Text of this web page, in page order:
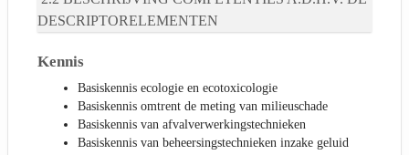
DESCRIPTORELEMENTEN
Kennis
Basiskennis ecologie en ecotoxicologie
Basiskennis omtrent de meting van milieuschade
Basiskennis van afvalverwerkingstechnieken
Basiskennis van beheersingstechnieken inzake geluid